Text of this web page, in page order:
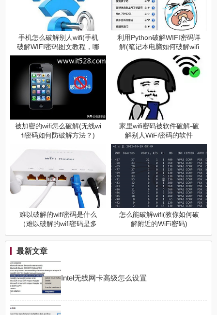
手机怎么破解别人wifi(手机
破解WIFI密码图文教程，哪
里wifi有密码就Pin哪里)
利用Python破解WIFI密码详
解(笔记本电脑如何破解wifi
被加密的wifi怎么破解(无线wi
fi密码如何防破解方法？)
家里wifi密码被软件破解-破
解别人WiFi密码的软件
难以破解的wifi密码是什么
（难以破解的wifi密码是多
怎么能破解wifi(教你如何破
解附近的WiFi密码)
最新文章
Intel无线网卡高级怎么设置